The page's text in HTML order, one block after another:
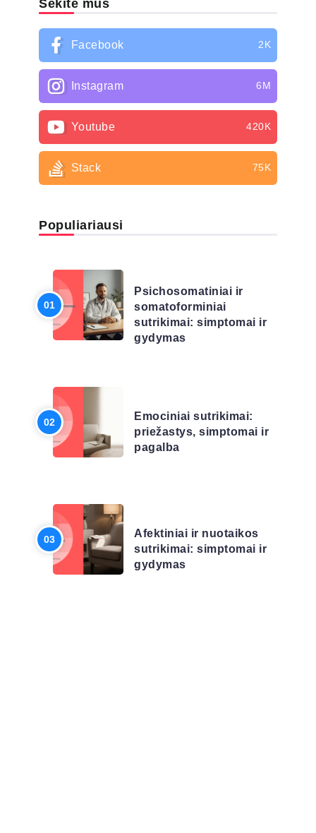
Sekite mus
Facebook 2K
Instagram 6M
Youtube 420K
Stack 75K
Populiariausi
Psichosomatiniai ir
somatoforminiai
sutrikimai: simptomai ir
gydymas
Emociniai sutrikimai:
priežastys, simptomai ir
pagalba
Afektiniai ir nuotaikos
sutrikimai: simptomai ir
gydymas